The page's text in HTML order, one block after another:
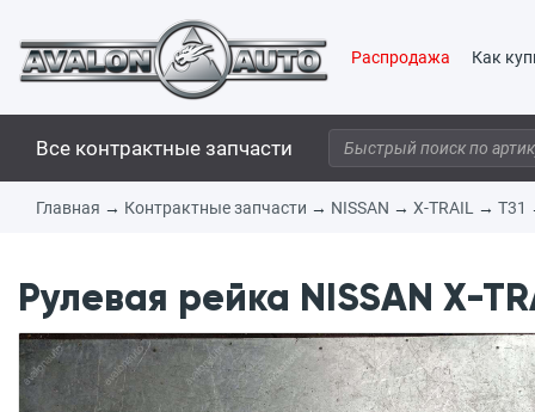
Распродажа Как
Все контрактные запчасти
Главная → Контрактные запчасти → NISSAN → X-TRAIL → T31
Рулевая рейка NISSAN X-